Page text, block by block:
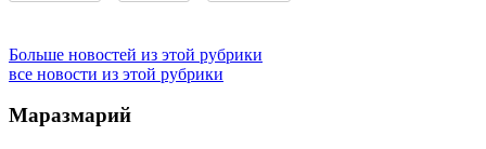
Больше новостей из этой рубрики
все новости из этой рубрики
Маразмарий